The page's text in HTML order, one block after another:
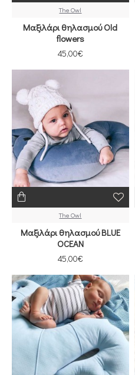
The Owl
Μαξιλάρι θηλασμού Old
flowers
45,00€
The Owl
Μαξιλάρι θηλασμού BLUE
OCEAN
45,00€